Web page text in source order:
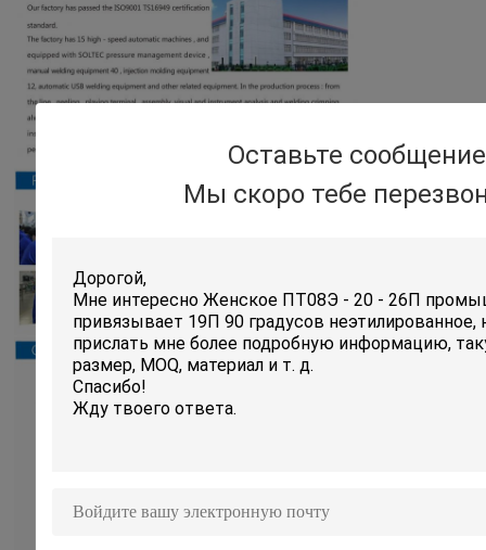
Оставьте сообщение
Мы скоро тебе